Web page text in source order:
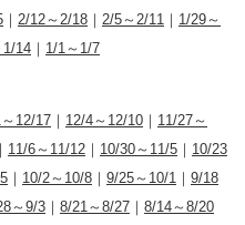
｜ 2/12～2/18 ｜ 2/5～2/11 ｜ 1/29～
1/14 ｜ 1/1～1/7
12/17 ｜ 12/4～12/10 ｜ 11/27～
｜ 11/6～11/12 ｜ 10/30～11/5 ｜ 10/23
｜ 10/2～10/8 ｜ 9/25～10/1 ｜ 9/18
～9/3 ｜ 8/21～8/27 ｜ 8/14～8/20